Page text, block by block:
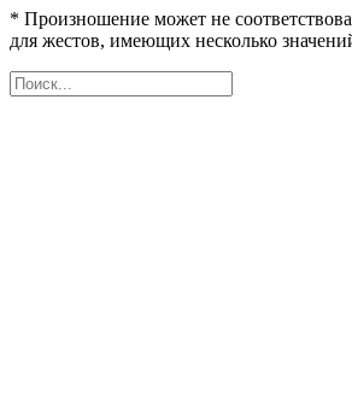
* Произношение может не
для жестов, имеющих несколько